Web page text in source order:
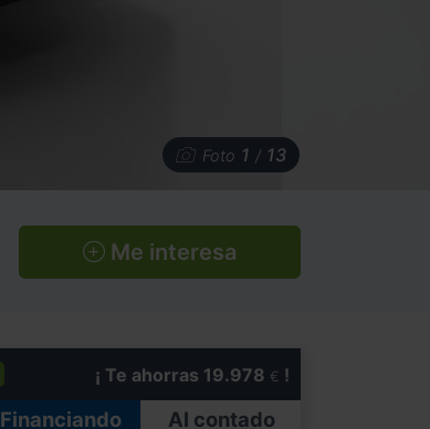
Foto 1 / 13
Me interesa
¡ Te ahorras 19.978 € !
Financiando Al contado